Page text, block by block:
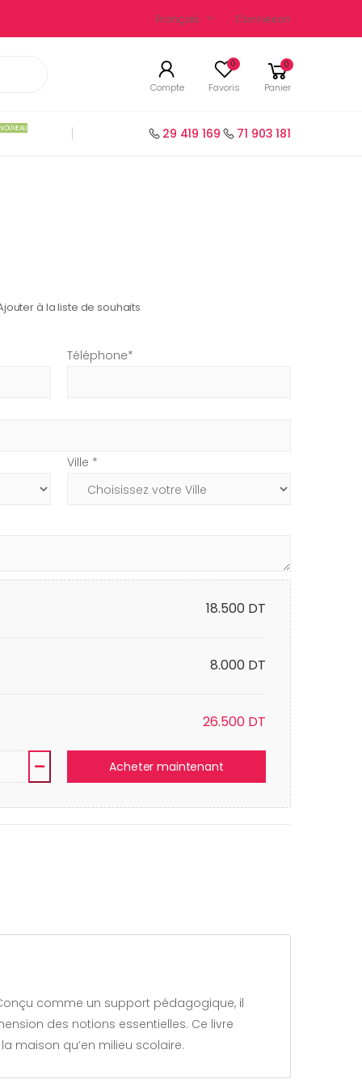
Français Connexion
Compte
0
Favoris
0
Panier
NOUVEAU 29 419 169 71 903 181
à la liste de souhaits
Téléphone*
Ville *
18.500 DT
8.000 DT
26.500 DT
Acheter maintenant
des notions essentielles. Ce livre
maison qu’en milieu scolaire.